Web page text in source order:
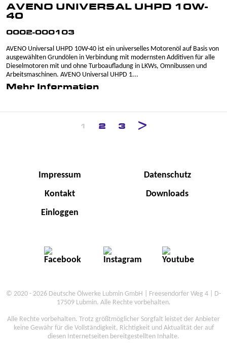
AVENO UNIVERSAL UHPD 10W-
40
0002-000103
AVENO Universal UHPD 10W-40 ist ein universelles Motorenöl auf Basis von
ausgewählten Grundölen in Verbindung mit modernsten Additiven für alle
Dieselmotoren mit und ohne Turboaufladung in LKWs, Omnibussen und
Arbeitsmaschinen. AVENO Universal UHPD 1...
Mehr Information
1 2 3
Impressum
Datenschutz
Kontakt
Downloads
Einloggen
© 2020 - 2026 Deutsche Ölwerke Lubmin GmbH | Freesendorfer Weg 4 | D-
17509 Lubmin. Alle Rechte vorbehalten.
Alle Rechte vorbehalten. Trotz größtmöglicher Sorgfalt leistet der Anbieter
keine Gewähr für die Vollständigkeit, Richtigkeit und Aktualität der auf
diesen Internetseiten bereitgestellten Inhalte.